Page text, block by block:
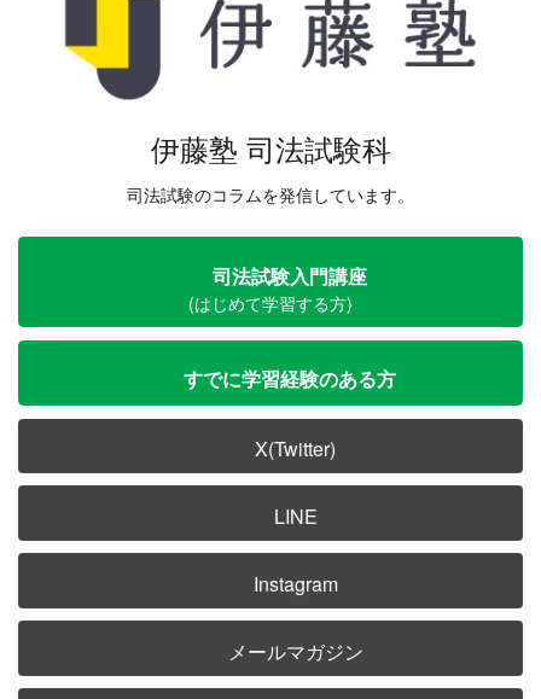
伊藤塾 司法試験科
司法試験のコラムを発信しています。
司法試験入門講座
(はじめて学習する方)
すでに学習経験のある方
X(Twitter)
LINE
Instagram
メールマガジン